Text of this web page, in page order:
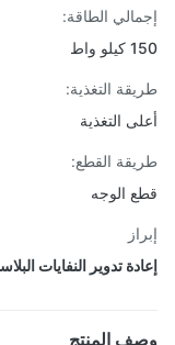
الطاقة:
التغذية:
التغذية
القطع:
الوجه
تدوير النفايات البلاستيكية
المنتج